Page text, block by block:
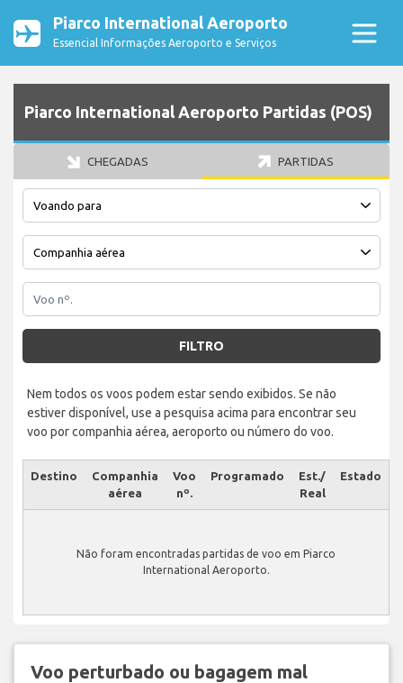
Piarco International Aeroporto
Essencial Informações Aeroporto e Serviços
Piarco International Aeroporto Partidas (POS)
CHEGADAS PARTIDAS
FILTRO
Nem todos os voos podem estar sendo exibidos. Se não
estiver disponível, use a pesquisa acima para encontrar seu
voo por companhia aérea, aeroporto ou número do voo.
Destino
Companhia
aérea
Voo
nº.
Programado
Est./
Real
Estado
Não foram encontradas partidas de voo em Piarco
International Aeroporto.
Voo perturbado ou bagagem mal